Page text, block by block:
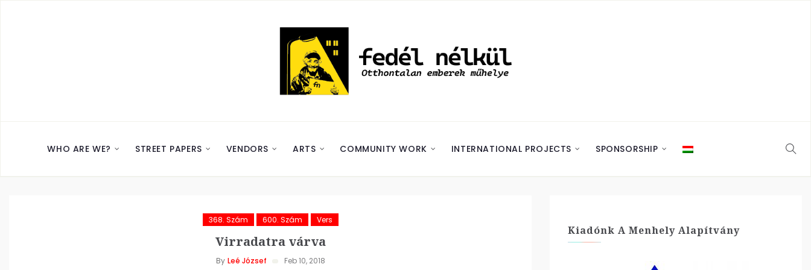
WHO ARE WE? STREET PAPERS VENDORS ARTS COMMUNITY WORK INTERNATIONAL PROJECTS SPONSORSHIP
368. Szám 600. Szám Vers
Virradatra várva
By Leé József Feb 10, 2018
Kiadónk A Menhely Alapítvány